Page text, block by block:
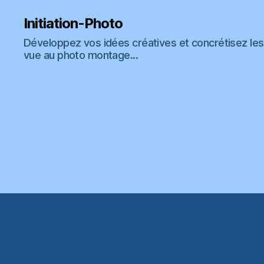
Initiation-Photo
Développez vos idées créatives et concrétisez
vue au photo montage...